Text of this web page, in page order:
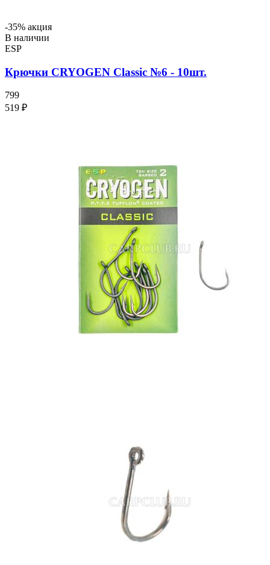
-35% акция
В наличии
ESP
Крючки CRYOGEN Classic №6 - 10шт.
799
519 ₽